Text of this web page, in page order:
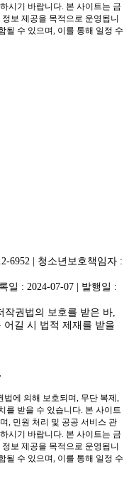
시기 바랍니다. 본 사이트는 금
보 제공을 목적으로 운영됩니
될 수 있으며, 이를 통해 일정 수
6952 | 청소년보호책임자 :
일 : 2024-07-07 | 발행일 :
권법의 보호를 받은 바,
길 시 법적 제재를 받을
법에 의해 보호되며, 무단 복제,
를 받을 수 있습니다. 본 사이트
, 민원 처리 및 공공 서비스 관
시기 바랍니다. 본 사이트는 금
보 제공을 목적으로 운영됩니
될 수 있으며, 이를 통해 일정 수